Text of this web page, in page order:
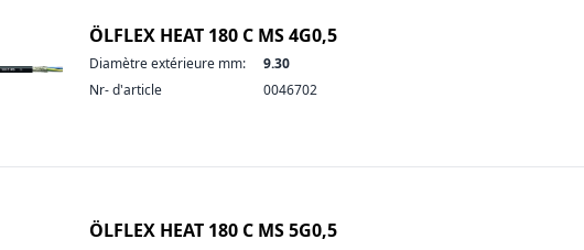
ÖLFLEX HEAT 180 C MS 4G0,5
Diamètre extérieure mm:
9.30
Nr- d'article
0046702
ÖLFLEX HEAT 180 C MS 5G0,5